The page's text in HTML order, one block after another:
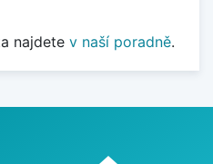
najdete v naší poradně.